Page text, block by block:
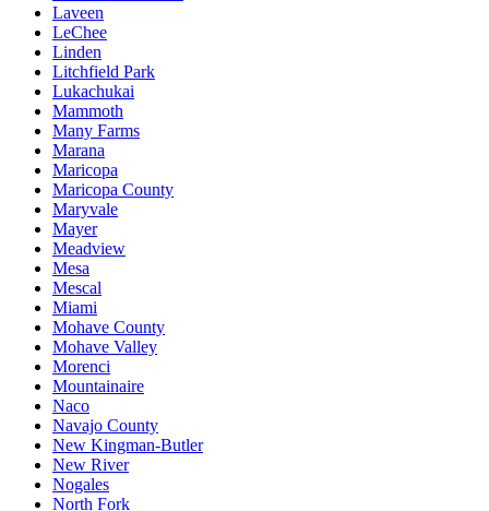
Laveen
LeChee
Linden
Litchfield Park
Lukachukai
Mammoth
Many Farms
Marana
Maricopa
Maricopa County
Maryvale
Mayer
Meadview
Mesa
Mescal
Miami
Mohave County
Mohave Valley
Morenci
Mountainaire
Naco
Navajo County
New Kingman-Butler
New River
Nogales
North Fork